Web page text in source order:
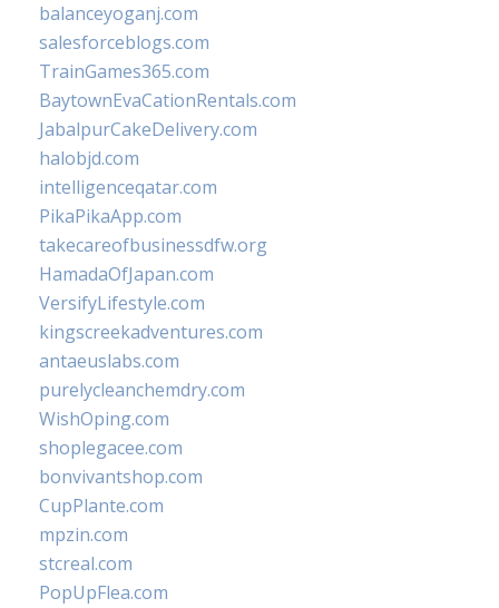
balanceyoganj.com
salesforceblogs.com
TrainGames365.com
BaytownEvaCationRentals.com
JabalpurCakeDelivery.com
halobjd.com
intelligenceqatar.com
PikaPikaApp.com
takecareofbusinessdfw.org
HamadaOfJapan.com
VersifyLifestyle.com
kingscreekadventures.com
antaeuslabs.com
purelycleanchemdry.com
WishOping.com
shoplegacee.com
bonvivantshop.com
CupPlante.com
mpzin.com
stcreal.com
PopUpFlea.com